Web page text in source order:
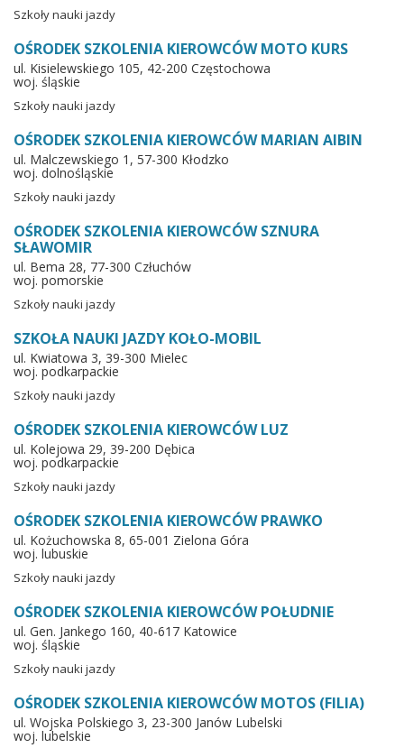
Szkoły nauki jazdy
OŚRODEK SZKOLENIA KIEROWCÓW MOTO KURS
ul. Kisielewskiego 105, 42-200 Częstochowa
woj. śląskie
Szkoły nauki jazdy
OŚRODEK SZKOLENIA KIEROWCÓW MARIAN AIBIN
ul. Malczewskiego 1, 57-300 Kłodzko
woj. dolnośląskie
Szkoły nauki jazdy
OŚRODEK SZKOLENIA KIEROWCÓW SZNURA
SŁAWOMIR
ul. Bema 28, 77-300 Człuchów
woj. pomorskie
Szkoły nauki jazdy
SZKOŁA NAUKI JAZDY KOŁO-MOBIL
ul. Kwiatowa 3, 39-300 Mielec
woj. podkarpackie
Szkoły nauki jazdy
OŚRODEK SZKOLENIA KIEROWCÓW LUZ
ul. Kolejowa 29, 39-200 Dębica
woj. podkarpackie
Szkoły nauki jazdy
OŚRODEK SZKOLENIA KIEROWCÓW PRAWKO
ul. Kożuchowska 8, 65-001 Zielona Góra
woj. lubuskie
Szkoły nauki jazdy
OŚRODEK SZKOLENIA KIEROWCÓW POŁUDNIE
ul. Gen. Jankego 160, 40-617 Katowice
woj. śląskie
Szkoły nauki jazdy
OŚRODEK SZKOLENIA KIEROWCÓW MOTOS (FILIA)
ul. Wojska Polskiego 3, 23-300 Janów Lubelski
woj. lubelskie